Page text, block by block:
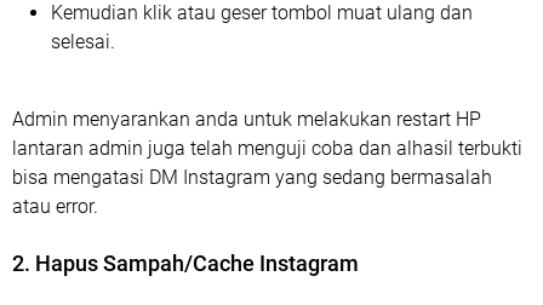
Kemudian klik atau geser tombol muat ulang dan
selesai.
Admin menyarankan anda untuk melakukan restart HP
lantaran admin juga telah menguji coba dan alhasil terbukti
bisa mengatasi DM Instagram yang sedang bermasalah
atau error.
2. Hapus Sampah/Cache Instagram